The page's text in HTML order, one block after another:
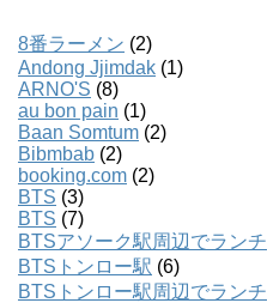
8番ラーメン (2)
Andong Jjimdak (1)
ARNO'S (8)
au bon pain (1)
Baan Somtum (2)
Bibmbab (2)
booking.com (2)
BTS (3)
BTS (7)
BTSアソーク駅周辺でランチ
BTSトンロー駅 (6)
BTSトンロー駅周辺でランチ